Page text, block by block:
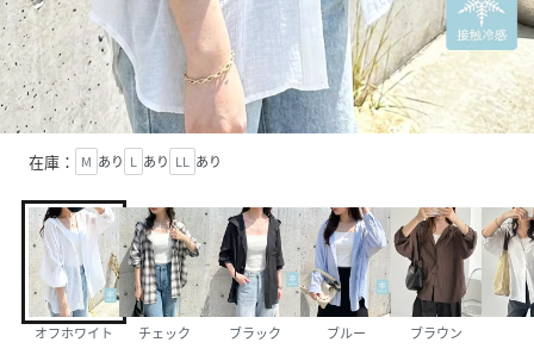
在庫： M あり L あり LL あり
オフホワイト チェック ブラック ブルー ブラウン